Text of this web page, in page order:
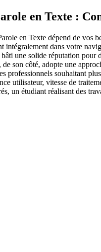
en Texte :
en Texte dépend de vos
intégralement dans votre
une solide réputation pour
son côté, adopte une
professionnels souhaitant
utilisateur, vitesse de
un étudiant réalisant des